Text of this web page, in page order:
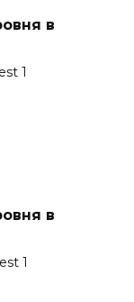
в
1
в
1